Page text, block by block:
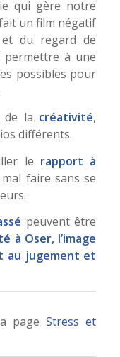
qui gère notre
un film négatif
et du regard de
permettre à une
possibles pour
de la créativité,
différents.
le rapport à
faire sans se
peuvent être
à Oser, l’image
au jugement et
pageStress et